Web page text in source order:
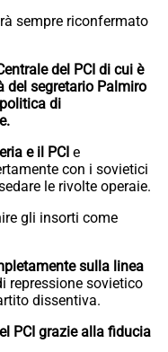
sempre riconfermato
del PCI di cui è
del segretario Palmiro
di
e il PCI e
con i sovietici
le rivolte operaie.
gli insorti come
sulla linea
repressione sovietico
dissentiva.
PCI grazie alla fiducia